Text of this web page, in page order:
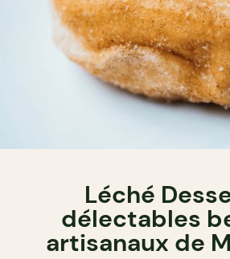
Léché
délectables
artisanaux de